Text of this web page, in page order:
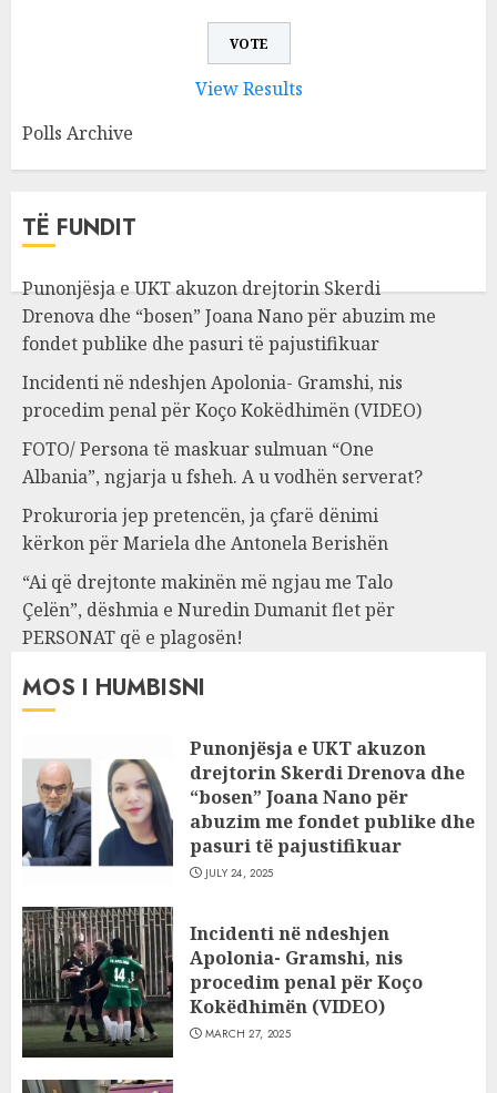
View Results
Polls Archive
TË FUNDIT
Punonjësja e UKT akuzon drejtorin Skerdi
Drenova dhe “bosen” Joana Nano për abuzim me
fondet publike dhe pasuri të pajustifikuar
Incidenti në ndeshjen Apolonia- Gramshi, nis
procedim penal për Koço Kokëdhimën (VIDEO)
FOTO/ Persona të maskuar sulmuan “One
Albania”, ngjarja u fsheh. A u vodhën serverat?
Prokuroria jep pretencën, ja çfarë dënimi
kërkon për Mariela dhe Antonela Berishën
“Ai që drejtonte makinën më ngjau me Talo
Çelën”, dëshmia e Nuredin Dumanit flet për
PERSONAT që e plagosën!
MOS I HUMBISNI
Punonjësja e UKT akuzon
drejtorin Skerdi Drenova dhe
“bosen” Joana Nano për
abuzim me fondet publike dhe
pasuri të pajustifikuar
JULY 24, 2025
Incidenti në ndeshjen
Apolonia- Gramshi, nis
procedim penal për Koço
Kokëdhimën (VIDEO)
MARCH 27, 2025